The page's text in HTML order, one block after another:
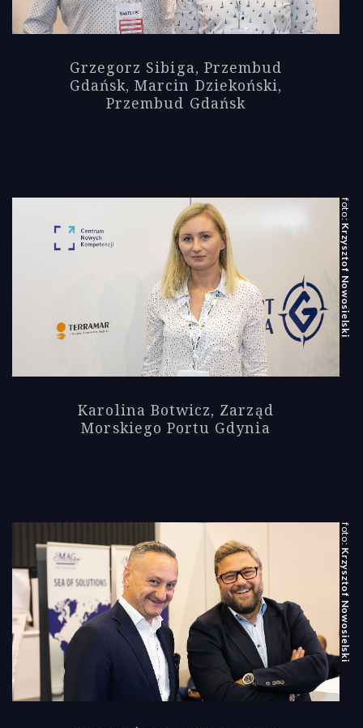
Grzegorz Sibiga, Przembud
Gdańsk, Marcin Dziekoński,
Przembud Gdańsk
Karolina Botwicz, Zarząd
Morskiego Portu Gdynia
Krzysztof Nowosielski
Krzysztof Nowosielski